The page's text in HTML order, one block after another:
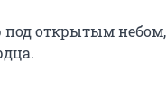
открытым небом,